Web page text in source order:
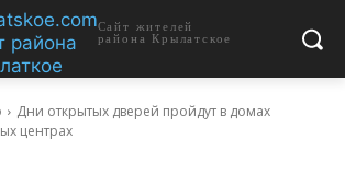
Сайт жителей
района Крылатское
Дни открытых дверей пройдут в домах
центрах